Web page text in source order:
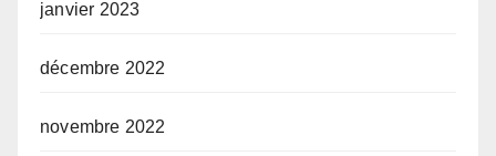
janvier 2023
décembre 2022
novembre 2022